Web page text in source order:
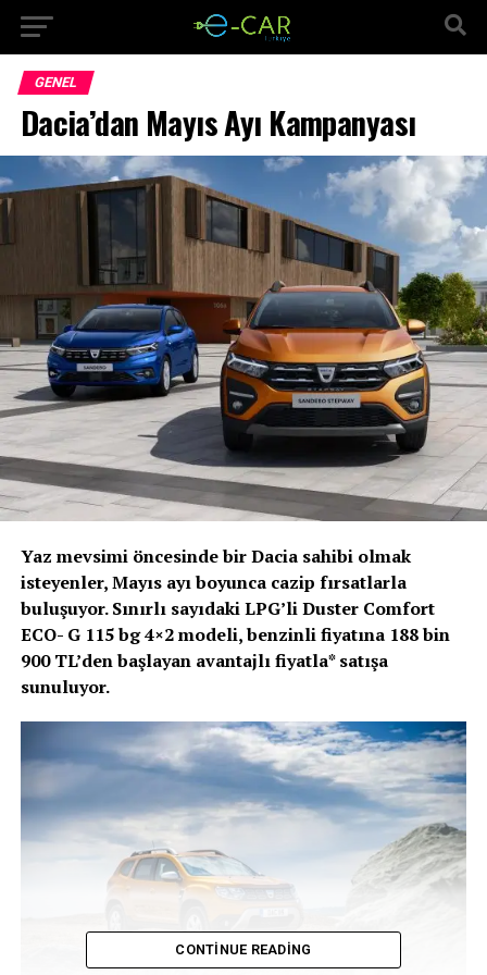
GENEL
Dacia’dan Mayıs Ayı Kampanyası
Yaz mevsimi öncesinde bir Dacia sahibi olmak
isteyenler, Mayıs ayı boyunca cazip fırsatlarla
buluşuyor. Sınırlı sayıdaki LPG’li Duster Comfort
ECO- G 115 bg 4×2 modeli, benzinli fiyatına 188 bin
900 TL’den başlayan avantajlı fiyatla* satışa
sunuluyor.
CONTINUE READING